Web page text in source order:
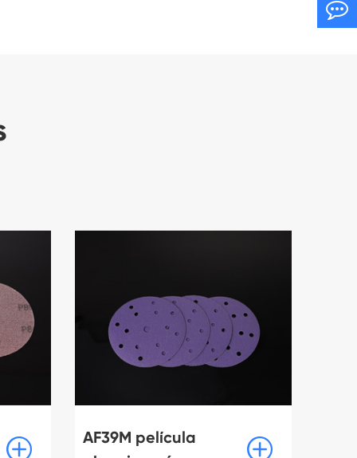

AF39M película
